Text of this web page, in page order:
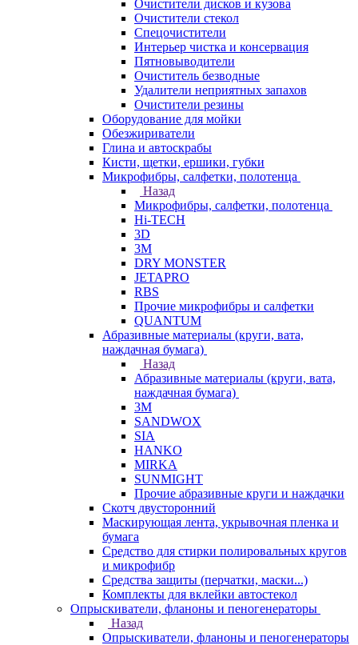
Очистители дисков и кузова
Очистители стекол
Спецочистители
Интерьер чистка и консервация
Пятновыводители
Очиститель безводные
Удалители неприятных запахов
Очистители резины
Оборудование для мойки
Обезжириватели
Глина и автоскрабы
Кисти, щетки, ершики, губки
Микрофибры, салфетки, полотенца
Назад
Микрофибры, салфетки, полотенца
Hi-TECH
3D
3М
DRY MONSTER
JETAPRO
RBS
Прочие микрофибры и салфетки
QUANTUM
Абразивные материалы (круги, вата,
наждачная бумага)
Назад
Абразивные материалы (круги, вата,
наждачная бумага)
3М
SANDWOX
SIA
HANKO
MIRKA
SUNMIGHT
Прочие абразивные круги и наждачки
Скотч двусторонний
Маскирующая лента, укрывочная пленка и
бумага
Средство для стирки полировальных кругов
и микрофибр
Средства защиты (перчатки, маски...)
Комплекты для вклейки автостекол
Опрыскиватели, фланоны и пеногенераторы
Назад
Опрыскиватели, фланоны и пеногенераторы